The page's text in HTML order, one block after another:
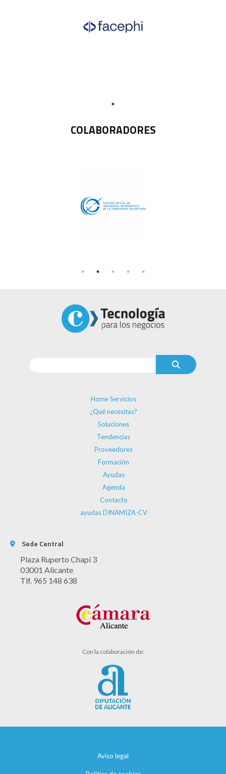
COLABORADORES
Home Servicios
¿Qué necesitas?
Soluciones
Tendencias
Proveedores
Formación
Ayudas
Agenda
Contacto
ayudas DINAMIZA-CV
Sede Central
Plaza Ruperto Chapí 3
03001 Alicante
Tlf. 965 148 638
Con la colaboración de:
Aviso legal